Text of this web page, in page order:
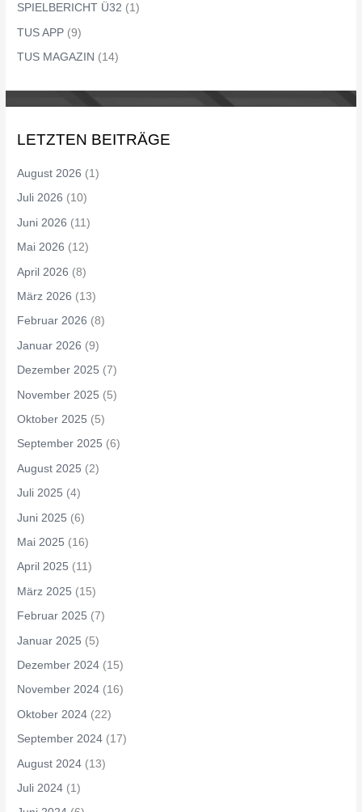
SPIELBERICHT Ü32 (1)
TUS APP (9)
TUS MAGAZIN (14)
LETZTEN BEITRÄGE
August 2026 (1)
Juli 2026 (10)
Juni 2026 (11)
Mai 2026 (12)
April 2026 (8)
März 2026 (13)
Februar 2026 (8)
Januar 2026 (9)
Dezember 2025 (7)
November 2025 (5)
Oktober 2025 (5)
September 2025 (6)
August 2025 (2)
Juli 2025 (4)
Juni 2025 (6)
Mai 2025 (16)
April 2025 (11)
März 2025 (15)
Februar 2025 (7)
Januar 2025 (5)
Dezember 2024 (15)
November 2024 (16)
Oktober 2024 (22)
September 2024 (17)
August 2024 (13)
Juli 2024 (1)